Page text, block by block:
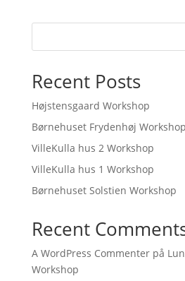
Recent Posts
Højstensgaard Workshop
Børnehuset Frydenhøj Workshop
VilleKulla hus 2 Workshop
VilleKulla hus 1 Workshop
Børnehuset Solstien Workshop
Recent
A WordPress Commenterpå
Workshop